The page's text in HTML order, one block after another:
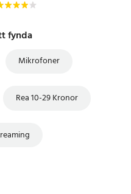
fynda
Mikrofoner
Rea 10-29 Kronor